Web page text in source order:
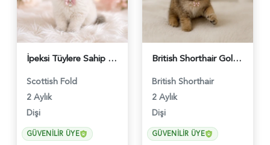
İpeksi Tüylere Sahip Scottish Fold Longhair - 4691
Scottish Fold
2 Aylık
Dişi
GÜVENILIR ÜYE
British Shorthair Golden Chinchilla Dişi - 5207
British Shorthair
2 Aylık
Dişi
GÜVENILIR ÜYE